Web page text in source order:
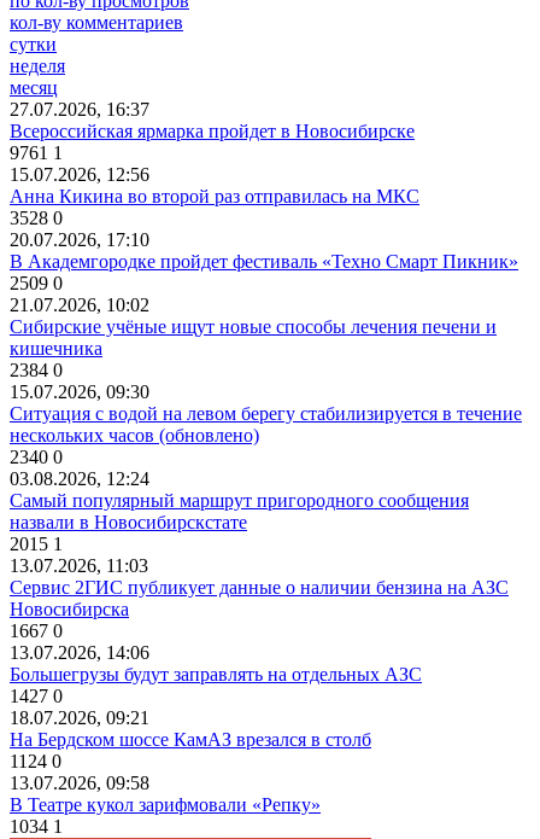
кол-ву комментариев
сутки
неделя
месяц
27.07.2026, 16:37
Всероссийская ярмарка пройдет в Новосибирске
9761 1
15.07.2026, 12:56
Анна Кикина во второй раз отправилась на МКС
3528 0
20.07.2026, 17:10
В Академгородке пройдет фестиваль «Техно Смарт Пикник»
2509 0
21.07.2026, 10:02
Сибирские учёные ищут новые способы лечения печени и
кишечника
2384 0
15.07.2026, 09:30
Ситуация с водой на левом берегу стабилизируется в течение
нескольких часов (обновлено)
2340 0
03.08.2026, 12:24
Самый популярный маршрут пригородного сообщения
назвали в Новосибирскстате
2015 1
13.07.2026, 11:03
Сервис 2ГИС публикует данные о наличии бензина на АЗС
Новосибирска
1667 0
13.07.2026, 14:06
Большегрузы будут заправлять на отдельных АЗС
1427 0
18.07.2026, 09:21
На Бердском шоссе КамАЗ врезался в столб
1124 0
13.07.2026, 09:58
В Театре кукол зарифмовали «Репку»
1034 1